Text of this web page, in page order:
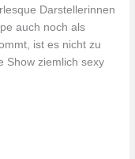
Darstellerinnen
auch noch als
ist es nicht zu
Show ziemlich sexy